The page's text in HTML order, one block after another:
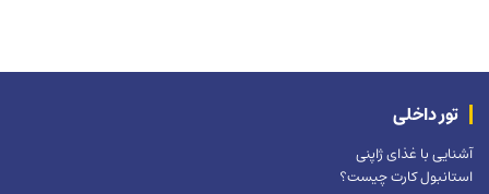
تور داخلی
آشنایی با غذای ژاپنی
استانبول کارت چیست؟